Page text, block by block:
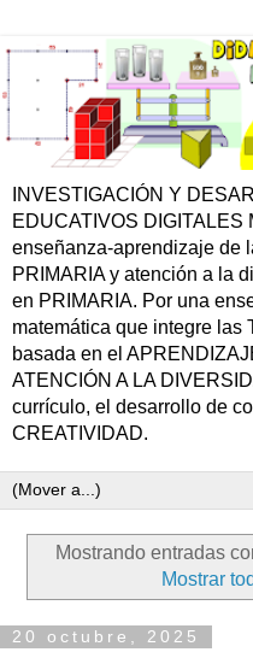
INVESTIGACIÓN Y
EDUCATIVOS DIGITALES
enseñanza-aprendizaje de
PRIMARIA y atención a la
en PRIMARIA. Por una
matemática que integre las
basada en el
ATENCIÓN A LA
currículo, el desarrollo de
CREATIVIDAD.
Mostrando entradas
Mostrar
20 octubre, 2025